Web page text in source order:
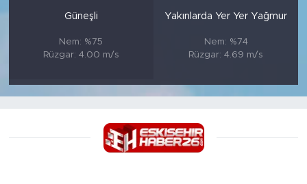
Güneşli
Nem: %75
Rüzgar: 4.00 m/s
Yakınlarda Yer Yer Yağmur
Nem: %74
Rüzgar: 4.69 m/s